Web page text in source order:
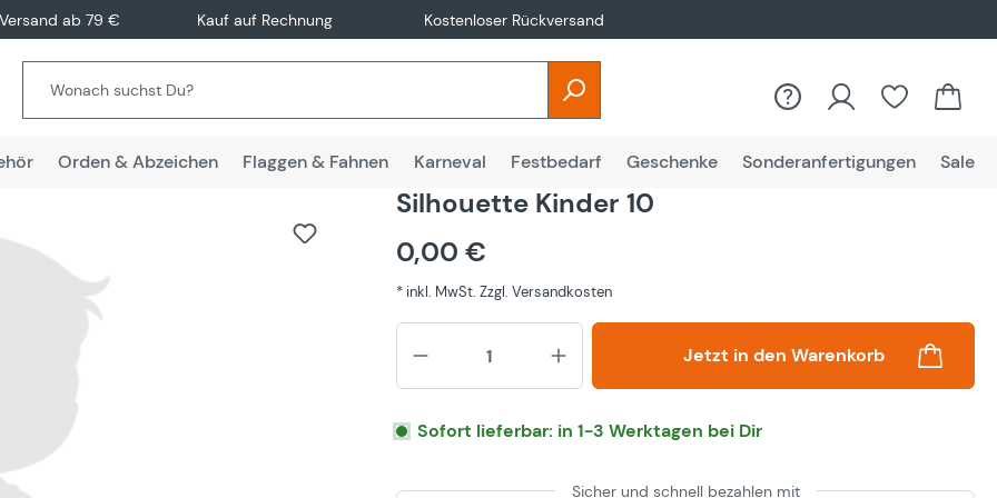
ab 79 € Kauf auf Rechnung Kostenloser Rückversand
Orden & Abzeichen Flaggen & Fahnen Karneval Festbedarf Geschenke Sonderanfertigungen Sale
Silhouette Kinder 10
0,00 €
* inkl. MwSt. Zzgl. Versandkosten
Produkt Anzahl: Gib den
Jetzt in den Warenkorb
Sofort lieferbar: in 1-3 Werktagen bei Dir
Sicher und schnell bezahlen mit